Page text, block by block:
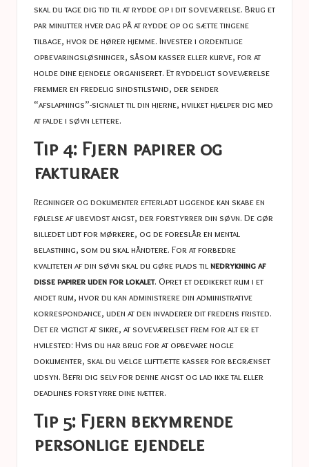
skal du tage dig tid til at rydde op i dit soveværelse. Brug et
par minutter hver dag på at rydde op og sætte tingene
tilbage, hvor de hører hjemme. Invester i ordentlige
opbevaringsløsninger, såsom kasser eller kurve, for at
holde dine ejendele organiseret. Et ryddeligt soveværelse
fremmer en fredelig sindstilstand, der sender
“afslapnings”-signalet til din hjerne, hvilket hjælper dig med
at falde i søvn lettere.
Tip 4: Fjern papirer og
fakturaer
Regninger og dokumenter efterladt liggende kan skabe en
følelse af ubevidst angst, der forstyrrer din søvn. De gør
billedet lidt for mørkere, og de foreslår en mental
belastning, som du skal håndtere. For at forbedre
kvaliteten af ​​din søvn skal du gøre plads til nedrykning af
disse papirer uden for lokalet. Opret et dedikeret rum i et
andet rum, hvor du kan administrere din administrative
korrespondance, uden at den invaderer dit fredens fristed.
Det er vigtigt at sikre, at soveværelset frem for alt er et
hvilested: Hvis du har brug for at opbevare nogle
dokumenter, skal du vælge lufttætte kasser for begrænset
udsyn. Befri dig selv for denne angst og lad ikke tal eller
deadlines forstyrre dine nætter.
Tip 5: Fjern bekymrende
personlige ejendele